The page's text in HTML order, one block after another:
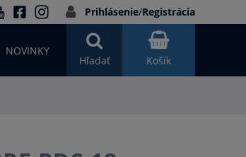
Prihlásenie/Registrácia
Košík
Hľadať
NOVINKY